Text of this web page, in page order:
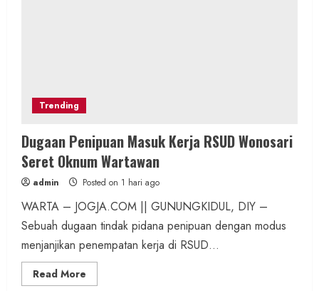
Trending
Dugaan Penipuan Masuk Kerja RSUD Wonosari
Seret Oknum Wartawan
admin Posted on 1 hari ago
WARTA – JOGJA.COM || GUNUNGKIDUL, DIY –
Sebuah dugaan tindak pidana penipuan dengan modus
menjanjikan penempatan kerja di RSUD...
Read More
more